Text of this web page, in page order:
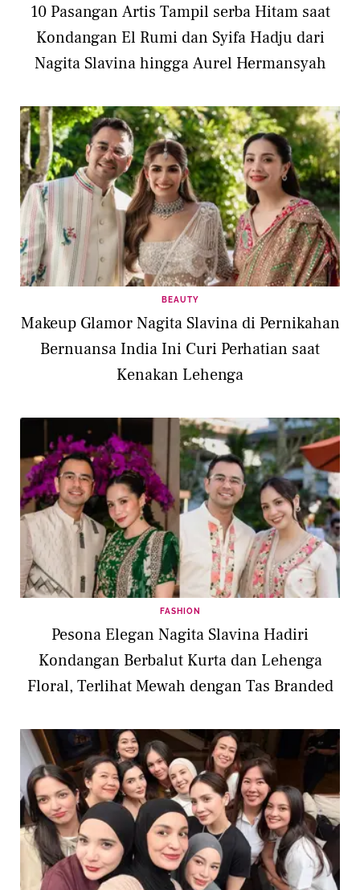
10 Pasangan Artis Tampil serba Hitam saat
Kondangan El Rumi dan Syifa Hadju dari
Nagita Slavina hingga Aurel Hermansyah
BEAUTY
Makeup Glamor Nagita Slavina di Pernikahan
Bernuansa India Ini Curi Perhatian saat
Kenakan Lehenga
FASHION
Pesona Elegan Nagita Slavina Hadiri
Kondangan Berbalut Kurta dan Lehenga
Floral, Terlihat Mewah dengan Tas Branded